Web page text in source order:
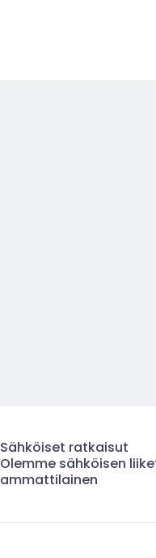
Sähköiset ratkaisut
Olemme sähköisen
ammattilainen